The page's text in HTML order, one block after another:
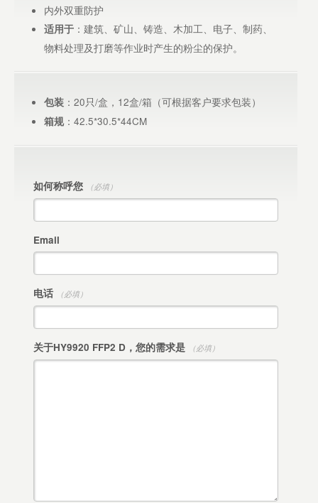
内外双重防护
适用于 ：建筑、矿山、铸造、木加工、电子、制药、
物料处理及打磨等作业时产生的粉尘的保护。
包装 ：20只/盒，12盒/箱（可根据客户要求包装）
箱规：42.5*30.5*44CM
如何称呼您 （必填）
Email
电话 （必填）
关于HY9920 FFP2 D，您的需求是 （必填）